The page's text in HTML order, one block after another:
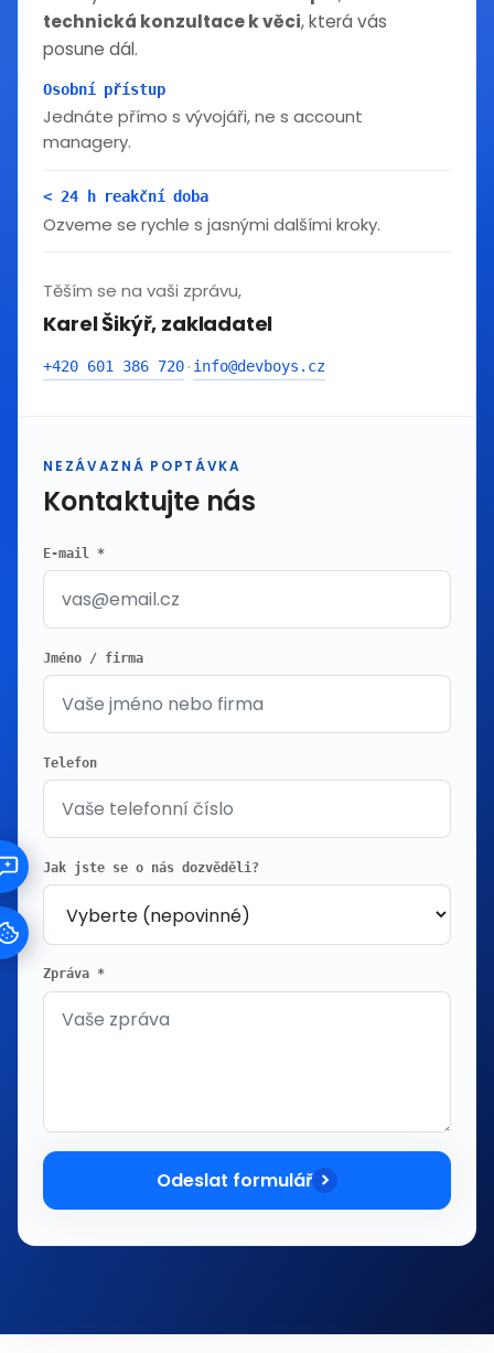
technická konzultace k věci, která vás
posune dál.
Osobní přístup
Jednáte přímo s vývojáři, ne s account
managery.
< 24 h reakční doba
Ozveme se rychle s jasnými dalšími kroky.
Těším se na vaši zprávu,
Karel Šikýř, zakladatel
+420 601 386 720· info@devboys.cz
NEZÁVAZNÁ POPTÁVKA
Kontaktujte nás
E-mail *
Jméno / firma
Telefon
Jak jste se o nás dozvěděli?
Zpráva *
Odeslat formulář